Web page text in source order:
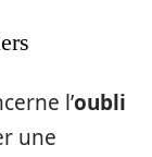
l’oubli
une